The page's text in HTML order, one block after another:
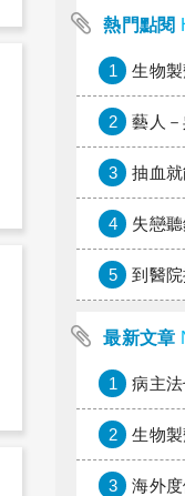
熱門點閱
1 生物製劑如何幫
2 藝人－吳
3 抽血就能
4 失戀聽錯
5 到醫院
最新文章
1 病主法七
2 生物製劑如何幫
3 海外度假、就業、